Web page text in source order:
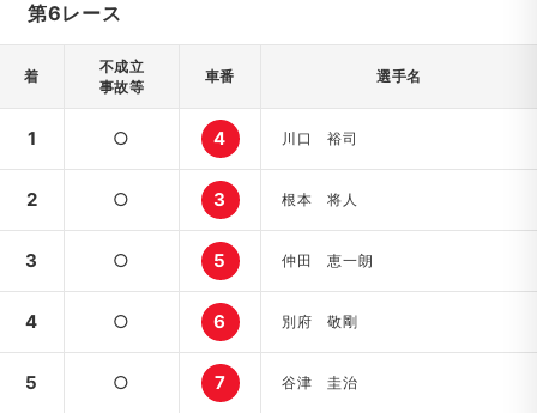
第6レース
着
不成立
事故等
車番 選手名
1 ○ 4 川口 裕司
2 ○ 3 根本 将人
3 ○ 5 仲田 恵一朗
4 ○ 6 別府 敬剛
5 ○ 7 谷津 圭治